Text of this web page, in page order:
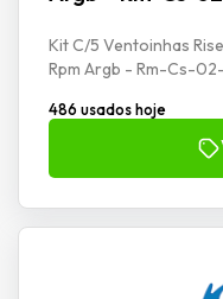
Kit C/5 Ventoinhas
Rpm Argb - Rm-Cs-
486 usados hoje